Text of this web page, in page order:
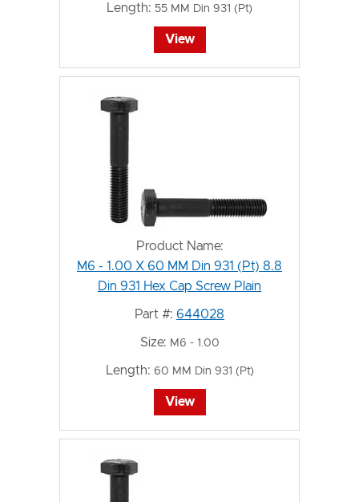
Length: 55 MM Din 931 (Pt)
View
Product Name:
M6 - 1.00 X 60 MM Din 931 (Pt) 8.8
Din 931 Hex Cap Screw Plain
Part #: 644028
Size: M6 - 1.00
Length: 60 MM Din 931 (Pt)
View